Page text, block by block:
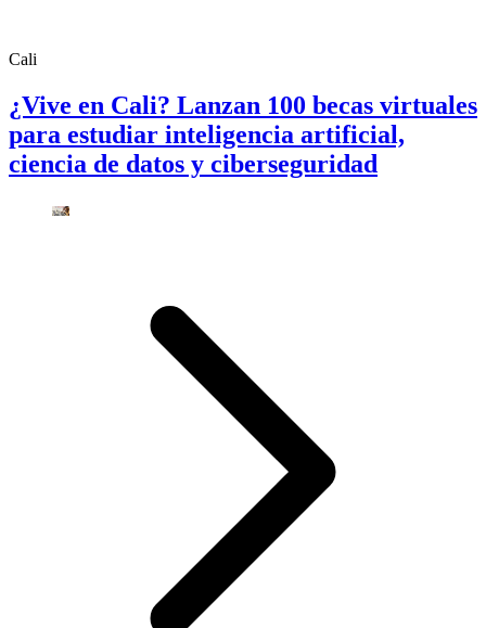
Cali
¿Vive en Cali? Lanzan 100 becas virtuales
para estudiar inteligencia artificial,
ciencia de datos y ciberseguridad